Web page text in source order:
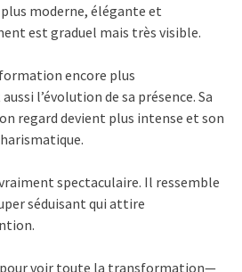
moderne, élégante et
est graduel mais très visible.
encore plus
l’évolution de sa présence. Sa
regard devient plus intense et son
spectaculaire. Il ressemble
séduisant qui attire
pour voir toute la transformation—